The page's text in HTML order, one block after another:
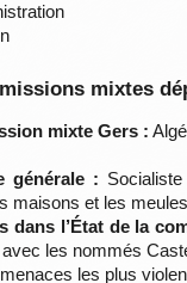
mixtes
mixte Gers :
générale :
maisons et les
dans l’État de la
les nommés
les plus